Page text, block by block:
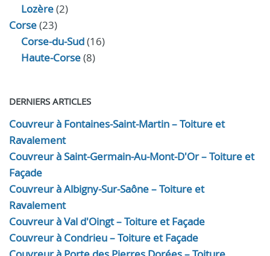
Lozère(2)
Corse(23)
Corse-du-Sud(16)
Haute-Corse(8)
DERNIERS ARTICLES
Couvreur à Fontaines-Saint-Martin – Toiture et
Ravalement
Couvreur à Saint-Germain-Au-Mont-D'Or – Toiture et
Façade
Couvreur à Albigny-Sur-Saône – Toiture et
Ravalement
Couvreur à Val d'Oingt – Toiture et Façade
Couvreur à Condrieu – Toiture et Façade